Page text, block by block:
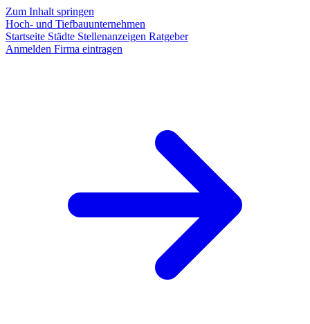
Zum Inhalt springen
Hoch- und Tiefbauunternehmen
Startseite Städte Stellenanzeigen Ratgeber
Anmelden Firma eintragen